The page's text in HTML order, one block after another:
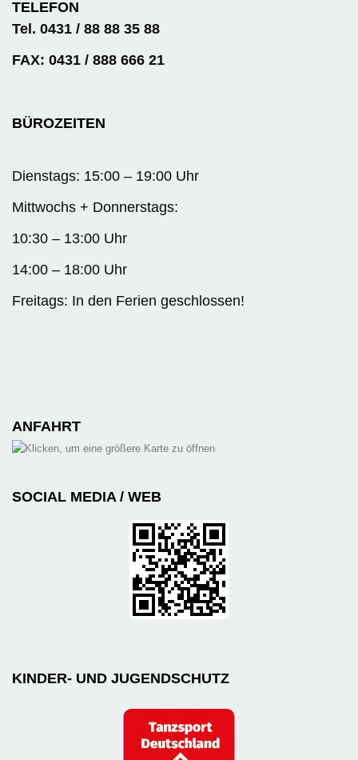
TELEFON
Tel. 0431 / 88 88 35 88
FAX: 0431 / 888 666 21
BÜROZEITEN
Dienstags: 15:00 – 19:00 Uhr
Mittwochs + Donnerstags:
10:30 – 13:00 Uhr
14:00 – 18:00 Uhr
Freitags: In den Ferien geschlossen!
ANFAHRT
SOCIAL MEDIA / WEB
KINDER- UND JUGENDSCHUTZ